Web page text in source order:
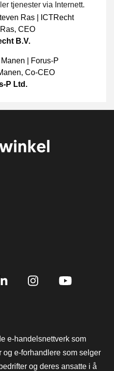
tjenester via Internett.
, CEO
B.V.
, Co-CEO
P Ltd.
e-handelsnettverk som
e-forhandlere som selger
og deres ansatte i å